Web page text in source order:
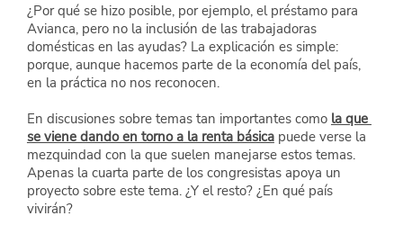
¿Por qué se hizo posible, por ejemplo, el préstamo para
Avianca, pero no la inclusión de las trabajadoras
domésticas en las ayudas? La explicación es simple:
porque, aunque hacemos parte de la economía del país,
en la práctica no nos reconocen.
En discusiones sobre temas tan importantes como la que
se viene dando en torno a la renta básica puede verse la
mezquindad con la que suelen manejarse estos temas.
Apenas la cuarta parte de los congresistas apoya un
proyecto sobre este tema. ¿Y el resto? ¿En qué país
vivirán?